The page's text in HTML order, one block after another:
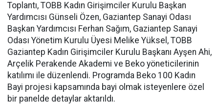
Toplantı, TOBB Kadın Girişimciler Kurulu Başkan
Yardımcısı Günseli Özen, Gaziantep Sanayi Odası
Başkan Yardımcısı Ferhan Sağım, Gaziantep Sanayi
Odası Yönetim Kurulu Üyesi Melike Yüksel, TOBB
Gaziantep Kadın Girişimciler Kurulu Başkanı Ayşen Ahi,
Arçelik Perakende Akademi ve Beko yöneticilerinin
katılımı ile düzenlendi. Programda Beko 100 Kadın
Bayi projesi kapsamında bayi olmak isteyenlere özel
bir panelde detaylar aktarıldı.